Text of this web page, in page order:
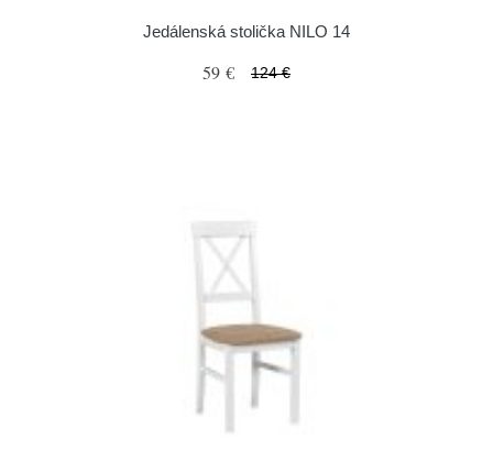
Jedálenská stolička NILO 14
59 € 124 €